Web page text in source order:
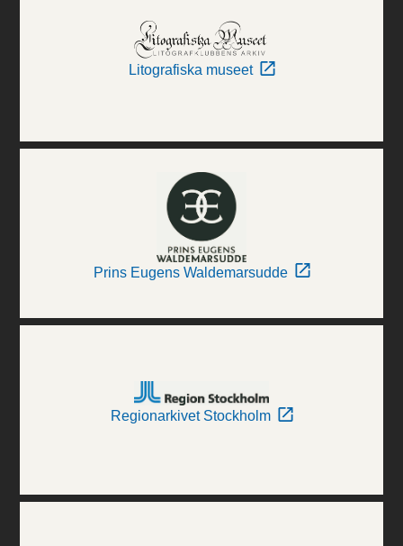
Litografiska museet
Prins Eugens Waldemarsudde
Regionarkivet Stockholm